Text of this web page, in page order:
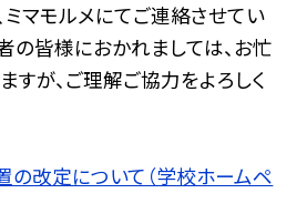
ミマモルメにてご連絡させてい
の皆様におかれましては、お忙
すが、ご理解ご協力をよろしく
改定について（学校ホームペ